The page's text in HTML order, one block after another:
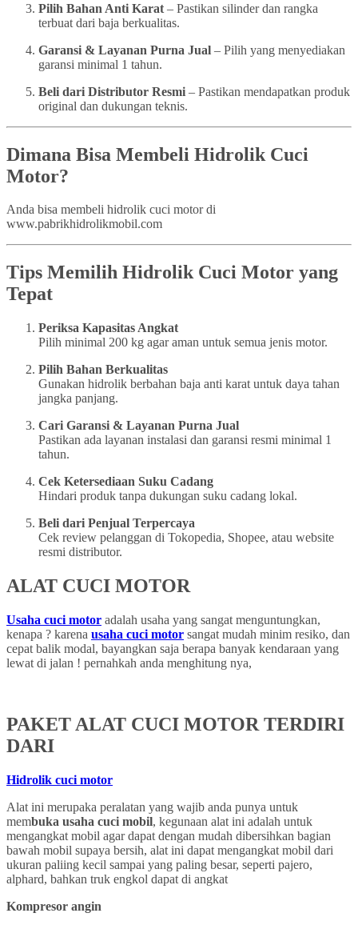
Pilih Bahan Anti Karat – Pastikan silinder dan rangka
terbuat dari baja berkualitas.
Garansi & Layanan Purna Jual – Pilih yang menyediakan
garansi minimal 1 tahun.
Beli dari Distributor Resmi – Pastikan mendapatkan produk
original dan dukungan teknis.
Dimana Bisa Membeli Hidrolik Cuci
Motor?
Anda bisa membeli hidrolik cuci motor di
www.pabrikhidrolikmobil.com
Tips Memilih Hidrolik Cuci Motor yang
Tepat
Periksa Kapasitas Angkat
Pilih minimal 200 kg agar aman untuk semua jenis motor.
Pilih Bahan Berkualitas
Gunakan hidrolik berbahan baja anti karat untuk daya tahan
jangka panjang.
Cari Garansi & Layanan Purna Jual
Pastikan ada layanan instalasi dan garansi resmi minimal 1
tahun.
Cek Ketersediaan Suku Cadang
Hindari produk tanpa dukungan suku cadang lokal.
Beli dari Penjual Terpercaya
Cek review pelanggan di Tokopedia, Shopee, atau website
resmi distributor.
ALAT CUCI MOTOR
Usaha cuci motor adalah usaha yang sangat menguntungkan,
kenapa ? karena usaha cuci motor sangat mudah minim resiko, dan
cepat balik modal, bayangkan saja berapa banyak kendaraan yang
lewat di jalan ! pernahkah anda menghitung nya,
PAKET ALAT CUCI MOTOR TERDIRI
DARI
Hidrolik cuci motor
Alat ini merupaka peralatan yang wajib anda punya untuk
membuka usaha cuci mobil, kegunaan alat ini adalah untuk
mengangkat mobil agar dapat dengan mudah dibersihkan bagian
bawah mobil supaya bersih, alat ini dapat mengangkat mobil dari
ukuran paliing kecil sampai yang paling besar, seperti pajero,
alphard, bahkan truk engkol dapat di angkat
Kompresor angin